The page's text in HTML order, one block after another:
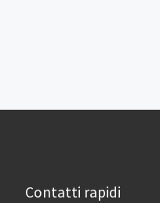
Contatti rapidi